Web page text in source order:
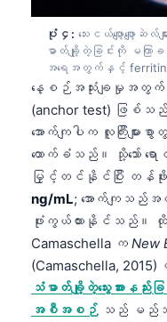
ပုံ ၄: သေးငယ်ဖျော့ဖျော့
ဓာတ်ချို့တဲ့ခြင်းကို မကြာ
အရေအတွက်နှင့်
နေ့စဉ်အသုံးချမှုအတွက်
(anchor test) ဖြစ်
အောက်ကျပါက လူကြီးများ
ထောက်ခံသည်။ သို့သော် ရ
မြှင့်တင်နိုင်ပြီး တန်ဖိုးမ
ng/mL; အောက်ကျသည်အထိ
ဖုံးကွယ်ထားနိုင်သည်
Camaschella က New
(Camaschella, 2015)
သံဓာတ်ချို့တဲ့သွေးအားန
အစီအစဉ်သည် မည်သည့်